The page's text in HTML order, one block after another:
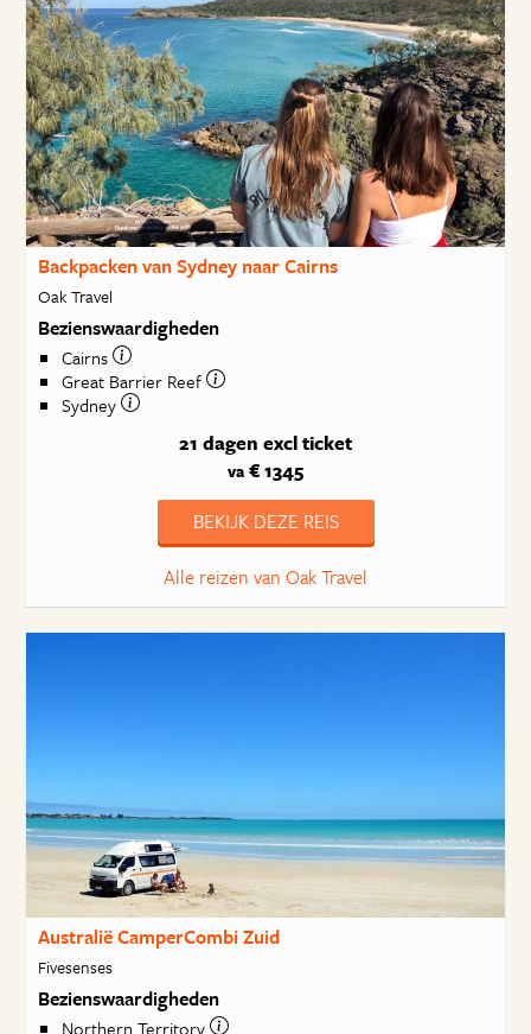
Backpacken van Sydney naar Cairns
Oak Travel
Bezienswaardigheden
Cairns
Great Barrier Reef
Sydney
21 dagen excl ticket
va € 1345
BEKIJK DEZE REIS
Alle reizen van Oak Travel
Australië CamperCombi Zuid
Fivesenses
Bezienswaardigheden
Northern Territory